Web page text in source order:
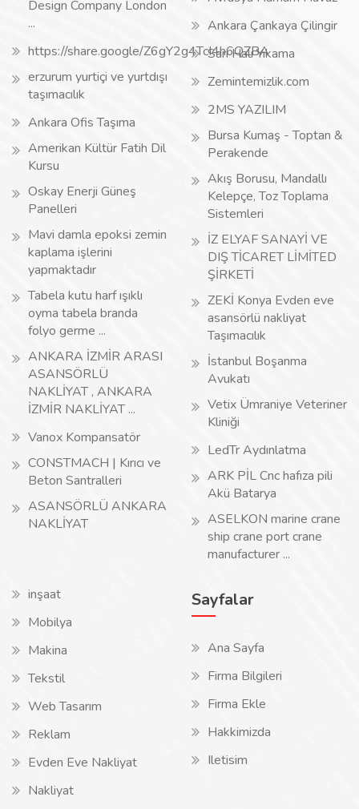
Design Company London
...
https://share.google/Z6gY2g4TcI4h6QZBA
erzurum yurtiçi ve yurtdışı
taşımacılık
Ankara Ofis Taşıma
Amerikan Kültür Fatih Dil
Kursu
Oskay Enerji Güneş
Panelleri
Mavi damla epoksi zemin
kaplama işlerini
yapmaktadır
Tabela kutu harf ışıklı
oyma tabela branda
folyo germe ...
ANKARA İZMİR ARASI
ASANSÖRLÜ
NAKLİYAT , ANKARA
İZMİR NAKLİYAT ...
Vanox Kompansatör
CONSTMACH | Kırıcı ve
Beton Santralleri
ASANSÖRLÜ ANKARA
NAKLİYAT
Ankara Çankaya Çilingir
Sarı Halı Yıkama
Zemintemizlik.com
2MS YAZILIM
Bursa Kumaş - Toptan &
Perakende
Akış Borusu, Mandallı
Kelepçe, Toz Toplama
Sistemleri
İZ ELYAF SANAYİ VE
DIŞ TİCARET LİMİTED
ŞİRKETİ
ZEKİ Konya Evden eve
asansörlü nakliyat
Taşımacılık
İstanbul Boşanma
Avukatı
Vetix Ümraniye Veteriner
Kliniği
LedTr Aydınlatma
ARK PİL Cnc hafıza pili
Akü Batarya
ASELKON marine crane
ship crane port crane
manufacturer ...
inşaat
Mobilya
Makina
Tekstil
Web Tasarım
Reklam
Evden Eve Nakliyat
Nakliyat
Sayfalar
Ana Sayfa
Firma Bilgileri
Firma Ekle
Hakkimizda
Iletisim